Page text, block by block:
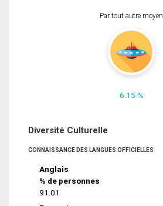
Par tout autre moyen
6.15 %
Diversité Culturelle
CONNAISSANCE DES LANGUES OFFICIELLES
Anglais
% de personnes
91.01